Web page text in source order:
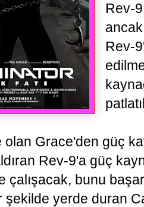
Rev-
Rev-
olan Grace'den güç
Rev-9'a güç
çalışacak, bunu
şekilde yerde duran